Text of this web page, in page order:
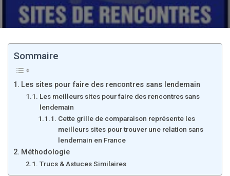
Sommaire
Les sites pour faire des rencontres sans lendemain
Les meilleurs sites pour faire des rencontres sans
lendemain
Cette grille de comparaison représente les
meilleurs sites pour trouver une relation sans
lendemain en France
Méthodologie
Trucs & Astuces Similaires